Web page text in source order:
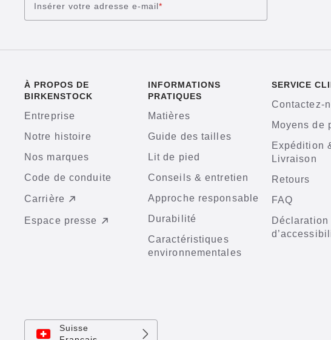
Insérer votre adresse e-mail*
À PROPOS DE
BIRKENSTOCK
Entreprise
Notre histoire
Nos marques
Code de conduite
Carrière
Espace presse
INFORMATIONS
PRATIQUES
Matières
Guide des tailles
Lit de pied
Conseils & entretien
Approche responsable
Durabilité
Caractéristiques
environnementales
SERVICE
Contactez-
Moyens de
Expédition
Livraison
Retours
FAQ
Déclaration
Suisse